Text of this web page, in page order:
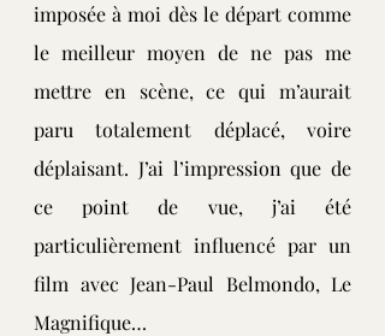
imposée à moi dès le départ comme
le meilleur moyen de ne pas me
mettre en scène, ce qui m’aurait
paru totalement déplacé, voire
déplaisant. J’ai l’impression que de
ce point de vue, j’ai été
particulièrement influencé par un
film avec Jean-Paul Belmondo, Le
Magnifique…